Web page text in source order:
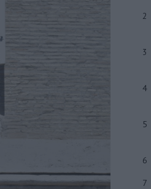
2
3
4
5
6
7